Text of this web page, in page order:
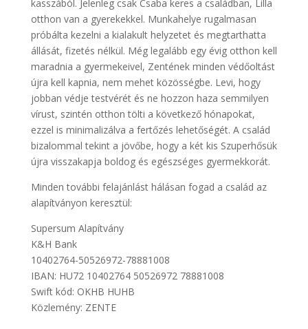
kasszából. Jelenleg csak Csaba keres a családban, Lilla
otthon van a gyerekekkel. Munkahelye rugalmasan
próbálta kezelni a kialakult helyzetet és megtarthatta
állását, fizetés nélkül. Még legalább egy évig otthon kell
maradnia a gyermekeivel, Zentének minden védőoltást
újra kell kapnia, nem mehet közösségbe. Levi, hogy
jobban védje testvérét és ne hozzon haza semmilyen
vírust, szintén otthon tölti a következő hónapokat,
ezzel is minimalizálva a fertőzés lehetőségét. A család
bizalommal tekint a jövőbe, hogy a két kis Szuperhősük
újra visszakapja boldog és egészséges gyermekkorát.
Minden további felajánlást hálásan fogad a család az
alapítványon keresztül:
Supersum Alapítvány
K&H Bank
10402764-50526972-78881008
IBAN: HU72 10402764 50526972 78881008
Swift kód: OKHB HUHB
Közlemény: ZENTE